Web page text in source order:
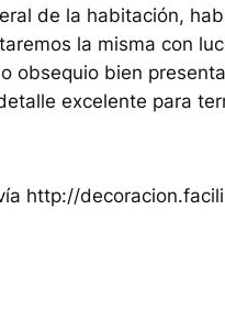
de la habitación,
la misma con
obsequio bien
excelente para
http://